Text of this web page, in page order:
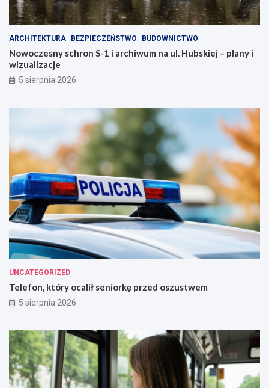
m
i
s
t
o
!
w
o
e
z
d
r
i
ARCHITEKTURA BEZPIECZEŃSTWO BUDOWNICTWO
Nowoczesny schron S-1 i archiwum na ul. Hubskiej – plany i
wizualizacje
5 sierpnia 2026
UNCATEGORIZED
Telefon, który ocalił seniorkę przed oszustwem
5 sierpnia 2026